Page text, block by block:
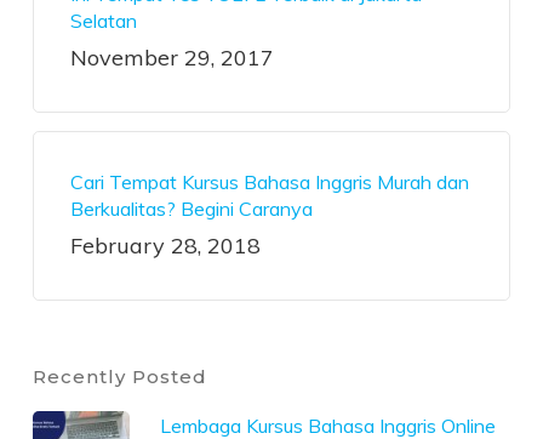
Selatan
November 29, 2017
Cari Tempat Kursus Bahasa Inggris Murah dan
Berkualitas? Begini Caranya
February 28, 2018
Recently Posted
Lembaga Kursus Bahasa Inggris Online